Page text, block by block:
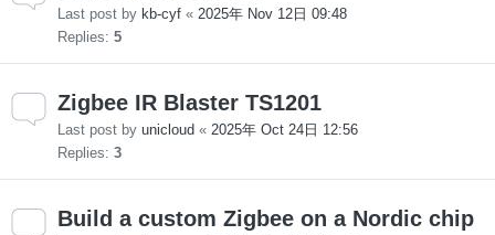
Last post by kb-cyf « 2025年 Nov 12日 09:48
Replies: 5
Zigbee IR Blaster TS1201
Last post by unicloud « 2025年 Oct 24日 12:56
Replies: 3
Build a custom Zigbee on a Nordic chip